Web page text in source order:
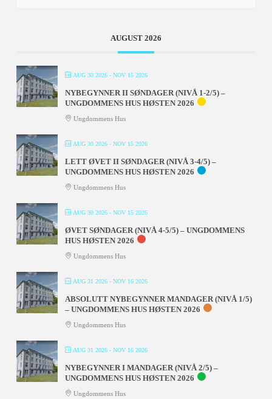
AUGUST 2026
AUG 30 2026- NOV 15 2026
NYBEGYNNER II SØNDAGER (NIVÅ 1-2/5) –
UNGDOMMENS HUS HØSTEN 2026
Ungdommens Hus
AUG 30 2026- NOV 15 2026
LETT ØVET II SØNDAGER (NIVÅ 3-4/5) –
UNGDOMMENS HUS HØSTEN 2026
Ungdommens Hus
AUG 30 2026- NOV 15 2026
ØVET SØNDAGER (NIVÅ 4-5/5) – UNGDOMMENS
HUS HØSTEN 2026
Ungdommens Hus
AUG 31 2026- NOV 16 2026
ABSOLUTT NYBEGYNNER MANDAGER (NIVÅ 1/5)
– UNGDOMMENS HUS HØSTEN 2026
Ungdommens Hus
AUG 31 2026- NOV 16 2026
NYBEGYNNER I MANDAGER (NIVÅ 2/5) –
UNGDOMMENS HUS HØSTEN 2026
Ungdommens Hus